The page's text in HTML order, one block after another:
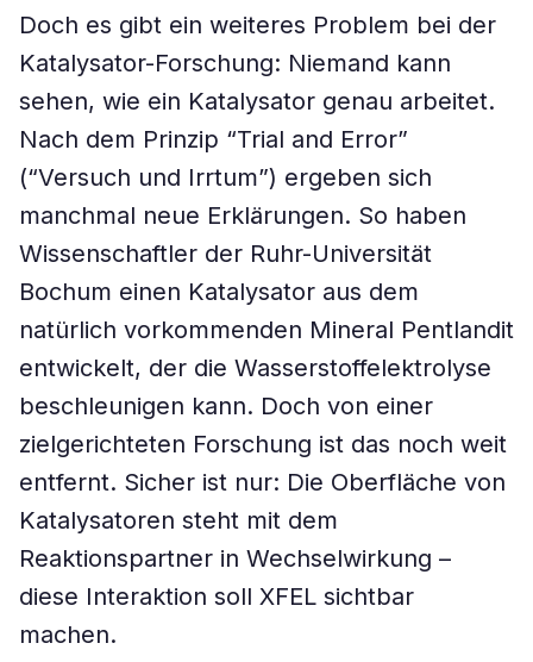
Doch es gibt ein weiteres Problem bei der
Katalysator-Forschung: Niemand kann
sehen, wie ein Katalysator genau arbeitet.
Nach dem Prinzip “Trial and Error”
(“Versuch und Irrtum”) ergeben sich
manchmal neue Erklärungen. So haben
Wissenschaftler der Ruhr-Universität
Bochum einen Katalysator aus dem
natürlich vorkommenden Mineral Pentlandit
entwickelt, der die Wasserstoffelektrolyse
beschleunigen kann. Doch von einer
zielgerichteten Forschung ist das noch weit
entfernt. Sicher ist nur: Die Oberfläche von
Katalysatoren steht mit dem
Reaktionspartner in Wechselwirkung –
diese Interaktion soll XFEL sichtbar
machen.